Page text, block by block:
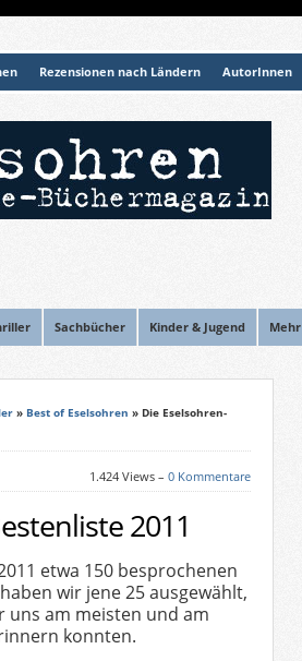
Rezensionen nach Ländern AutorInnen
Sachbücher Kinder & Jugend Mehr
» Best of Eselsohren » Die Eselsohren-
1.424 Views – 0 Kommentare
2011
etwa 150 besprochenen
wir jene 25 ausgewählt,
uns am meisten und am
konnten.